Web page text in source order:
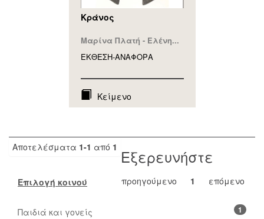
Κράνος
Μαρίνα Πλατή - Ελένη...
ΕΚΘΕΣΗ-ΑΝΑΦΟΡA
Κείμενο
Αποτελέσματα 1-1 από 1
προηγούμενο 1 επόμενο
Εξερευνήστε
Επιλογή κοινού
1
Παιδιά και γονείς